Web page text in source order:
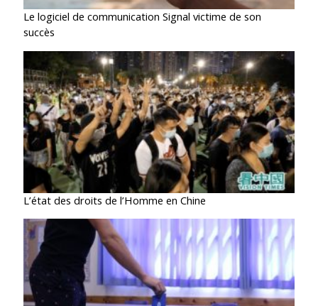
Le logiciel de communication Signal victime de son
succès
L’état des droits de l’Homme en Chine